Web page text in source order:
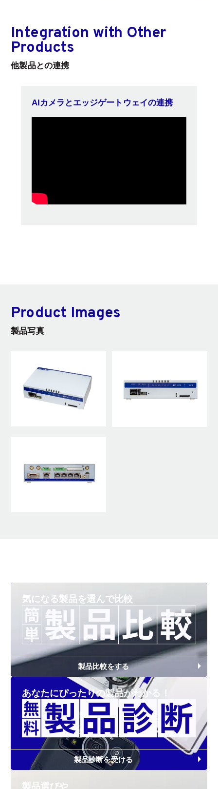
Integration with Other
Products
他製品との連携
AIカメラとエッジゲートウェイの連携
Product Images
製品写真
気になる製品を選んで比較
製品比較をする
あなたにぴったりの製品がわかる！
製品診断を受ける
製品選びや